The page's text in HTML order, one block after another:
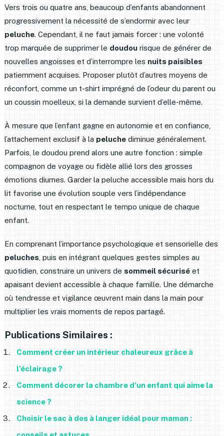
Vers trois ou quatre ans, beaucoup d’enfants abandonnent
progressivement la nécessité de s’endormir avec leur
peluche. Cependant, il ne faut jamais forcer : une volonté
trop marquée de supprimer le doudourisque de générer de
nouvelles angoisses et d’interrompre les nuits paisibles
patiemment acquises. Proposer plutôt d’autres moyens de
réconfort, comme un t-shirt imprégné de l’odeur du parent ou
un coussin moelleux, si la demande survient d’elle-même.
À mesure que l’enfant gagne en autonomie et en confiance,
l’attachement exclusif à la peluchediminue généralement.
Parfois, le doudou prend alors une autre fonction : simple
compagnon de voyage ou fidèle allié lors des grosses
émotions diurnes. Garder la peluche accessible mais hors du
lit favorise une évolution souple vers l’indépendance
nocturne, tout en respectant le tempo unique de chaque
enfant.
En comprenant l’importance psychologique et sensorielle des
peluches , puis en intégrant quelques gestes simples au
quotidien, construire un univers de sommeil sécuriséet
apaisant devient accessible à chaque famille. Une démarche
où tendresse et vigilance œuvrent main dans la main pour
multiplier les vrais moments de repos partagé.
Publications Similaires :
Comment créer un intérieur chaleureux grâce à
l’éclairage ?
Comment décorer la chambre d’un enfant qui aime la
science ?
Choisir le sac à dos à langer idéal pour maman :